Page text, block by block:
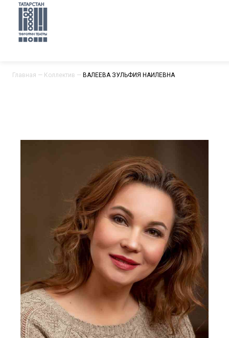
Главная — Коллектив — ВАЛЕЕВА ЗУЛЬФИЯ НАИЛЕВНА